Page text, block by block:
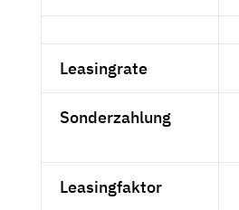
Leasingrate
Sonderzahlung
Leasingfaktor